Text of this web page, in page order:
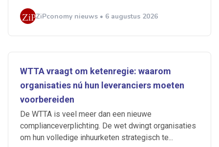
ZiPconomy nieuws • 6 augustus 2026
WTTA vraagt om ketenregie: waarom
organisaties nú hun leveranciers moeten
voorbereiden
De WTTA is veel meer dan een nieuwe
complianceverplichting. De wet dwingt organisaties
om hun volledige inhuurketen strategisch te...